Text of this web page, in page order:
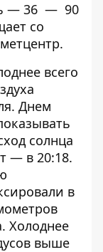
— 36 — 90
со
всего
Днем
солнца
— в 20:18.
в
Холоднее
выше